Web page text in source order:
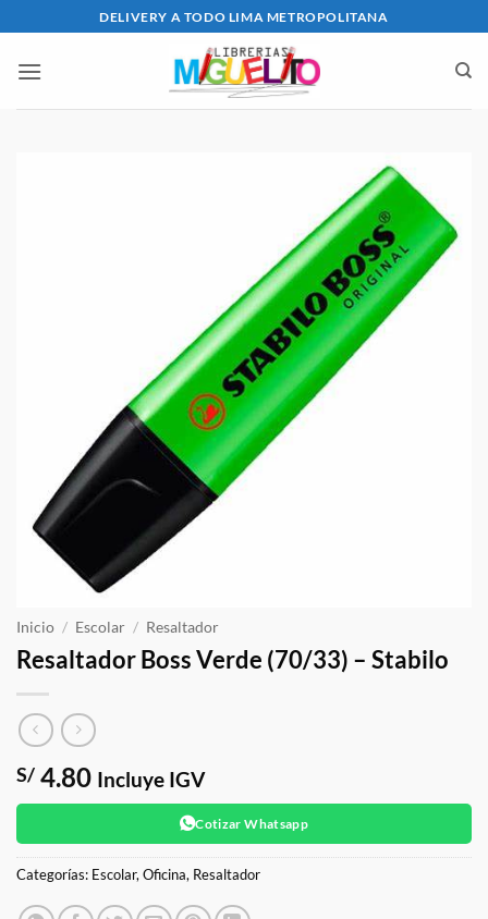
al
contenido
DELIVERY A TODO LIMA METROPOLITANA
Inicio / Escolar / Resaltador
Resaltador Boss Verde (70/33) – Stabilo
S/ 4.80 Incluye IGV
Cotizar Whatsapp
Categorías: Escolar,Oficina, Resaltador